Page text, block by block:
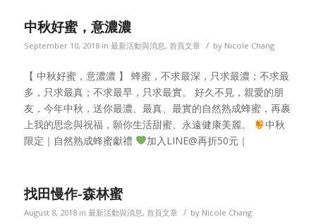
中秋好蜜，意濃濃
September 10, 2018 in 最新活動與消息, 首頁文章 / by Nicole Chang
【 中秋好蜜，意濃濃 】 蜂蜜，不求最深，只求最濃；不求最
多，只求最真；不求最早，只求最實。 好久不見，親愛的朋
友，今年中秋，送你最濃、最真、最實的自然熟成蜂蜜，再裹
上我的思念與祝福，願你生活甜蜜、永遠健康美麗。
中秋
限定｜自然熟成蜂蜜獻禮
加入LINE@再折50元｜
找田慢作-森林蜜
August 8, 2018 in 最新活動與消息 , 首頁文章 / by Nicole Chang